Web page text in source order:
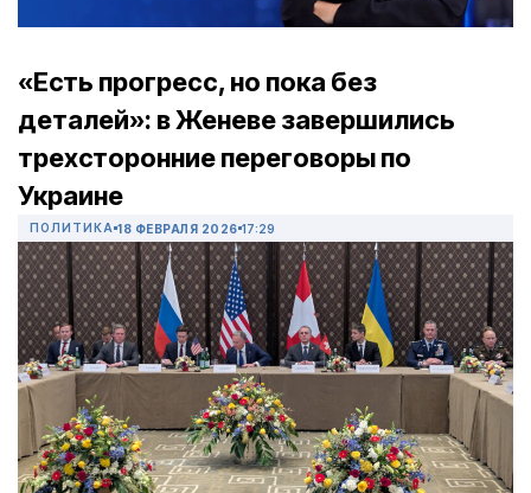
«Есть прогресс, но пока без
деталей»: в Женеве завершились
трехсторонние переговоры по
Украине
ПОЛИТИКА 18 ФЕВРАЛЯ 2026 17:29